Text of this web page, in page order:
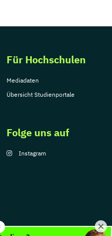
Für Hochschulen
Mediadaten
Übersicht Studienportale
Folge uns auf
Instagram